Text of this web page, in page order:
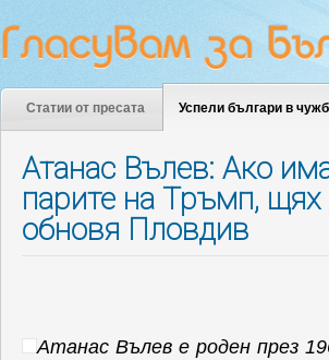
Статии от пресата Успели българи в
Атанас Вълев: Ако
парите на Тръмп, щях
обновя Пловдив
Атанас Вълев е роден през